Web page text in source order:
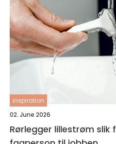
inspiration
02. June 2026
Rørlegger lillestrøm slik finner du riktig